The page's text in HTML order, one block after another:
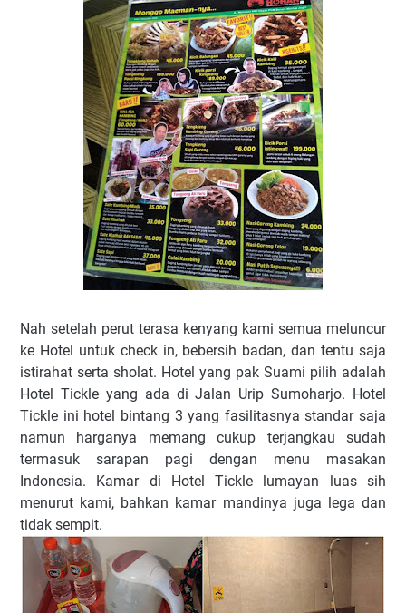
Nah setelah perut terasa kenyang kami semua meluncur
ke Hotel untuk check in, bebersih badan, dan tentu saja
istirahat serta sholat. Hotel yang pak Suami pilih adalah
Hotel Tickle yang ada di Jalan Urip Sumoharjo. Hotel
Tickle ini hotel bintang 3 yang fasilitasnya standar saja
namun harganya memang cukup terjangkau sudah
termasuk sarapan pagi dengan menu masakan
Indonesia. Kamar di Hotel Tickle lumayan luas sih
menurut kami, bahkan kamar mandinya juga lega dan
tidak sempit.